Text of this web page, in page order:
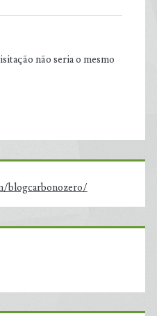
não seria o mesmo
blogcarbonozero/